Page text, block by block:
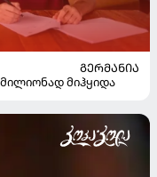
ᲒᲔᲠᲛᲐᲜᲘᲐ
მიჰყიდა